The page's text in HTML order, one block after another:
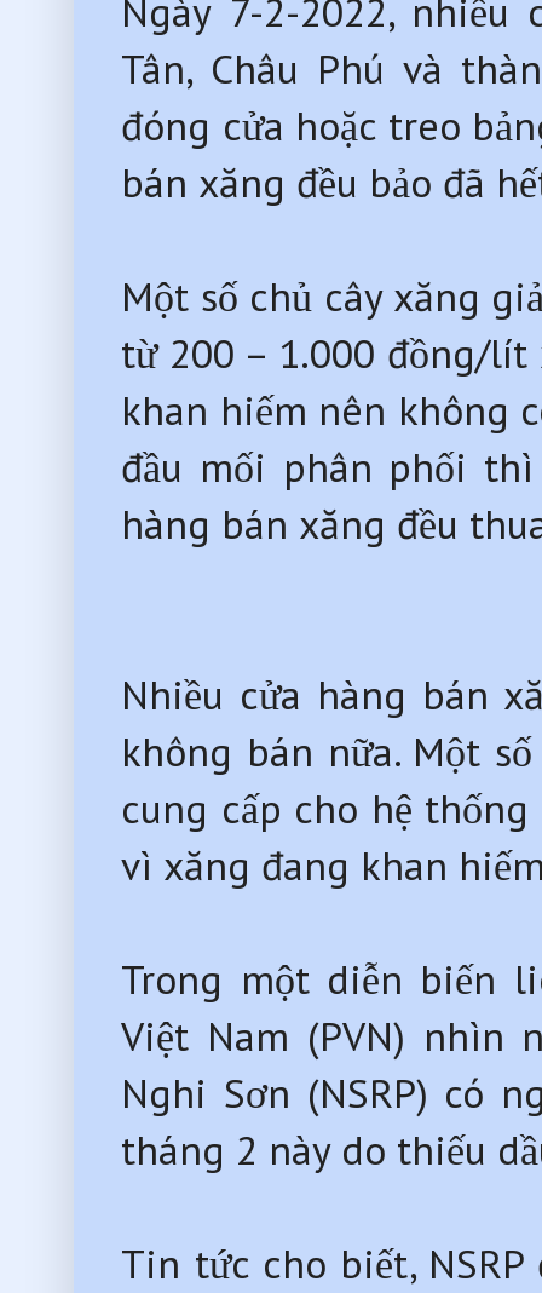
Ngày 7-2-2022,
Tân, Châu Phú và
đóng cửa hoặc treo
bán xăng đều bảo đã
Một số chủ cây xăng
từ 200 – 1.000 đồng/lít
khan hiếm nên không
đầu mối phân phối thì
hàng bán xăng đều
Nhiều cửa hàng bán
không bán nữa. Một
cung cấp cho hệ
vì xăng đang khan
Trong một diễn biến
Việt Nam (PVN) nhìn
Nghi Sơn (NSRP) có
tháng 2 này do thiếu
Tin tức cho biết,